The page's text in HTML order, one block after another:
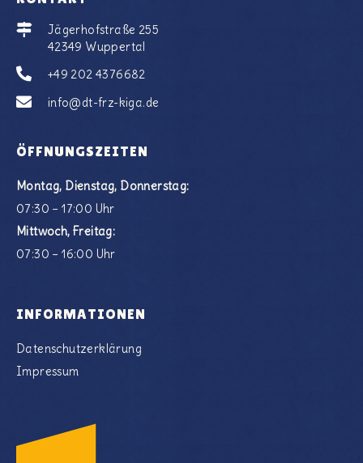
Jägerhofstraße 255
42349 Wuppertal
+49 202 4376682
info@dt-frz-kiga.de
ÖFFNUNGSZEITEN
Montag, Dienstag, Donnerstag:
07:30 – 17:00 Uhr
Mittwoch, Freitag:
07:30 – 16:00 Uhr
INFORMATIONEN
Datenschutzerklärung
Impressum